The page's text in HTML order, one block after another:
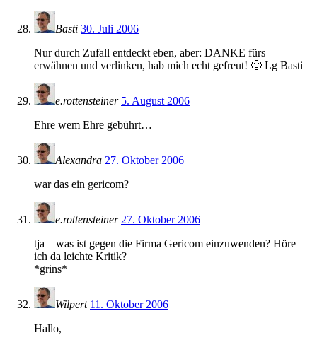
Basti 30. Juli 2006
Nur durch Zufall entdeckt eben, aber: DANKE fürs
erwähnen und verlinken, hab mich echt gefreut! 🙂 Lg Basti
e.rottensteiner 5. August 2006
Ehre wem Ehre gebührt…
Alexandra 27. Oktober 2006
war das ein gericom?
e.rottensteiner 27. Oktober 2006
tja – was ist gegen die Firma Gericom einzuwenden? Höre
ich da leichte Kritik?
*grins*
Wilpert 11. Oktober 2006
Hallo,